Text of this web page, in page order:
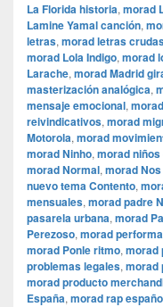
La Florida historia, morad
Lamine Yamal canción,
letras, morad letras
morad Lola Indigo, morad
Larache, morad Madrid
masterización analógica,
mensaje emocional,
reivindicativos, morad
Motorola, morad
morad Ninho, morad
morad Normal, morad
nuevo tema Contento,
mensuales, morad padre
pasarela urbana, morad
Perezoso, morad
morad Ponle ritmo, morad
problemas legales, morad
morad producto
España, morad rap